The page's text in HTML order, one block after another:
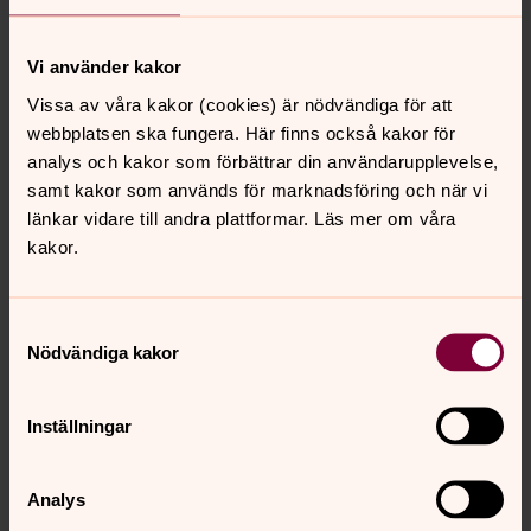
Vi använder kakor
Vissa av våra kakor (cookies) är nödvändiga för att
webbplatsen ska fungera. Här finns också kakor för
analys och kakor som förbättrar din användarupplevelse,
samt kakor som används för marknadsföring och när vi
länkar vidare till andra plattformar. Läs mer om våra
kakor.
Nödvändiga kakor
Inställningar
Analys